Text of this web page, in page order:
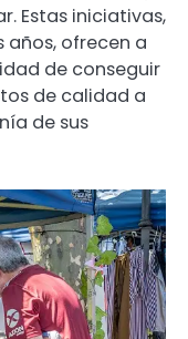
Estas iniciativas,
años, ofrecen a
de conseguir
de calidad a
de sus